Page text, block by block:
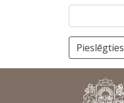
Pieslēgties